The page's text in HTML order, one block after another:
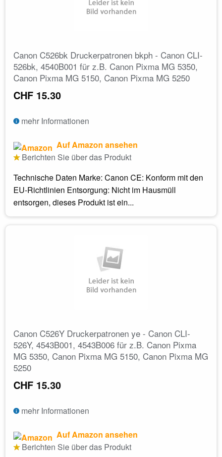
Canon C526bk Druckerpatronen bkph - Canon CLI-
526bk, 4540B001 für z.B. Canon Pixma MG 5350,
Canon Pixma MG 5150, Canon Pixma MG 5250
CHF 15.30
mehr Informationen
Auf Amazon ansehen
Berichten Sie über das Produkt
Technische Daten Marke: Canon CE: Konform mit den
EU-Richtlinien Entsorgung: Nicht im Hausmüll
entsorgen, dieses Produkt ist ein...
Canon C526Y Druckerpatronen ye - Canon CLI-
526Y, 4543B001, 4543B006 für z.B. Canon Pixma
MG 5350, Canon Pixma MG 5150, Canon Pixma MG
5250
CHF 15.30
mehr Informationen
Auf Amazon ansehen
Berichten Sie über das Produkt